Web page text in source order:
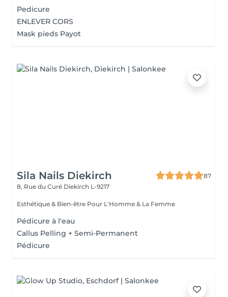
Pedicure
ENLEVER CORS
Mask pieds Payot
Sila Nails Diekirch
87
8, Rue du Curé Diekirch L-9217
Esthétique & Bien-être Pour L'Homme & La Femme
Pédicure à l'eau
Callus Pelling + Semi-Permanent
Pédicure